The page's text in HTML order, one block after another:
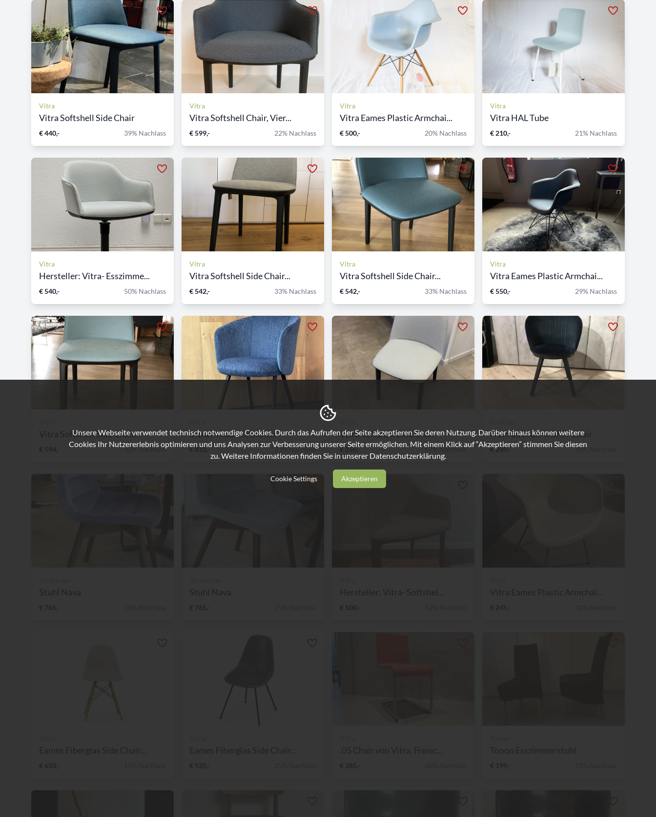
Vitra
Vitra Softshell Side Chair
€ 440,- 39% Nachlass
Vitra
Vitra Softshell Chair, Vier...
€ 599,- 22% Nachlass
Vitra
Vitra Eames Plastic Armchai...
€ 500,- 20% Nachlass
Vitra
Vitra HAL Tube
€ 210,- 21% Nachlass
Vitra
Hersteller: Vitra- Esszimme...
€ 540,- 50% Nachlass
Vitra
Vitra Softshell Side Chair...
€ 542,- 33% Nachlass
Vitra
Vitra Softshell Side Chair...
€ 542,- 33% Nachlass
Vitra
Vitra Eames Plastic Armchai...
€ 550,- 29% Nachlass
Vitra Softshell Side Chair...
€ 594,- 32% Nachlass
Vitra Mikado Armchair
€ 810,- 23% Nachlass
Vitra Softshell Side Chair
€ 250,- 57% Nachlass
Freifrau Stuhl ROMY Chair
€ 250,- 70% Nachlass
Unsere Webseite verwendet technisch notwendige Cookies. Durch das Aufrufen der Seite akzeptieren Sie deren Nutzung. Darüber hinaus können weitere
Cookies Ihr Nutzererlebnis optimieren und uns Analysen zur Verbesserung unserer Seite ermöglichen. Mit einem Klick auf “Akzeptieren” stimmen Sie diesen
zu. Weitere Informationen finden Sie in unserer Datenschutzerklärung.
Cookie Settings Akzeptieren